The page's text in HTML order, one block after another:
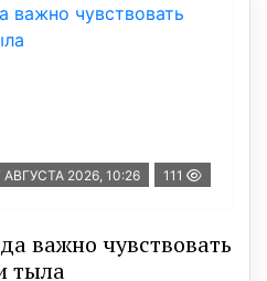
АВГУСТА 2026, 10:26 111
важно чувствовать
тыла